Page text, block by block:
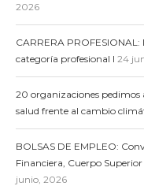
2026
CARRERA
categoría profesional I 24
20 organizaciones pedimos
salud frente al cambio
BOLSAS DE EMPLEO:
Financiera, Cuerpo
junio, 2026